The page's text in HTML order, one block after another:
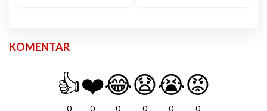
KOMENTAR
👍
0
❤️
0
😂
0
😧
0
😭
0
😡
0